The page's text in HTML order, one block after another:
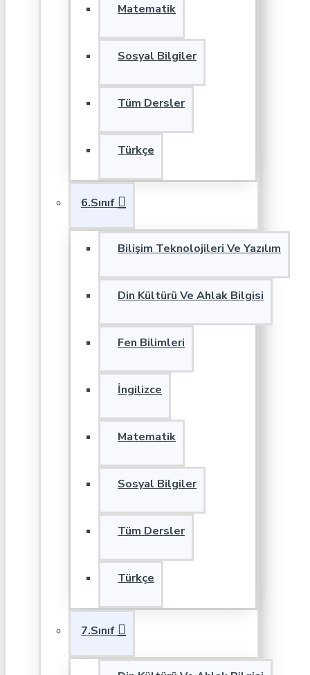
Matematik
Sosyal Bilgiler
Tüm Dersler
Türkçe
6.Sınıf
Bilişim Teknolojileri Ve Yazılım
Din Kültürü Ve Ahlak Bilgisi
Fen Bilimleri
İngilizce
Matematik
Sosyal Bilgiler
Tüm Dersler
Türkçe
7.Sınıf